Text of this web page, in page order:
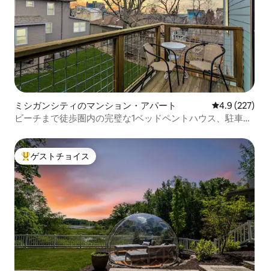
ミシガンシティのマンション・アパート レビュー227
4.9 (227)
ビーチまで徒歩圏内の完璧な1ベッドペントハウス、駐車場
大好評のゲストチョイスです。
ゲストチョイス